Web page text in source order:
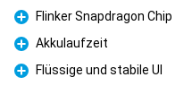
Pro
Flinker Snapdragon Chip
Pro
Akkulaufzeit
Pro
Flüssige und stabile UI